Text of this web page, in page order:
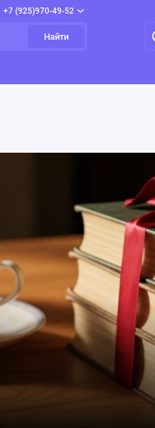
+7 (925)970-49-52
Найти